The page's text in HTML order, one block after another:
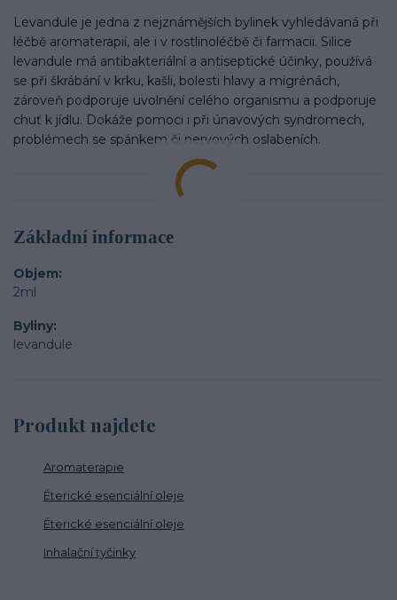
Levandule je jedna z nejznámějších bylinek vyhledávaná při
léčbě aromaterapií, ale i v rostlinoléčbě či farmacii. Silice
levandule má antibakteriální a antiseptické účinky, používá
se při škrábání v krku, kašli, bolesti hlavy a migrénách,
zároveň podporuje uvolnění celého organismu a podporuje
chuť k jídlu. Dokáže pomoci i při únavových syndromech,
problémech se spánkem či nervových oslabeních.
Základní informace
Objem
2ml
Byliny
levandule
Produkt najdete
Aromaterapie
Éterické esenciální oleje
Éterické esenciální oleje
Inhalační tyčinky